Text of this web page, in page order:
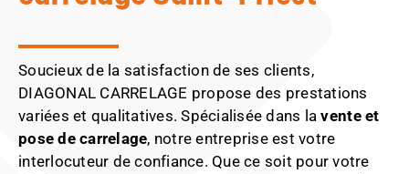
Soucieux de la satisfaction de ses clients,
DIAGONAL CARRELAGE propose des prestations
variées et qualitatives. Spécialisée dans la vente et
pose de carrelage, notre entreprise est votre
interlocuteur de confiance. Que ce soit pour votre